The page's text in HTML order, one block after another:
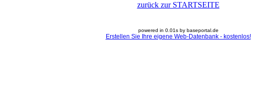
zurück zur STARTSEITE
powered in 0.01s by baseportal.de
Erstellen Sie Ihre eigene Web-Datenbank - kostenlos!